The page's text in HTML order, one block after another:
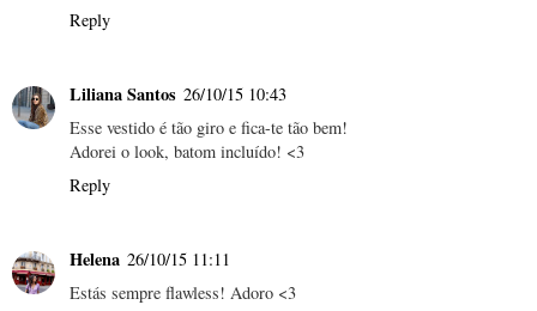
Reply
Liliana Santos 26/10/15 10:43
Esse vestido é tão giro e fica-te tão bem!
Adorei o look, batom incluído! <3
Reply
Helena 26/10/15 11:11
Estás sempre flawless! Adoro <3